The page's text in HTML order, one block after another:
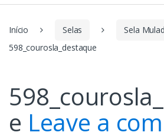
Início Selas
Sela
598_courosla_destaque
e Leave a